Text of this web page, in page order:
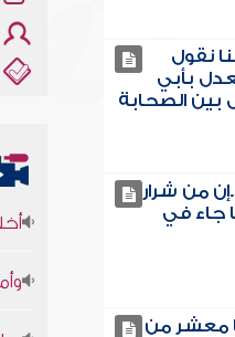
نقول
بأبي
بين الصحابة
من شرار
جاء في
معشر من